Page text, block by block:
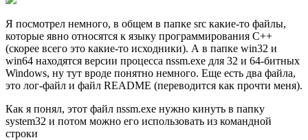
Я посмотрел немного, в общем в папке src какие-то файлы,
которые явно относятся к языку программирования C++
(скорее всего это какие-то исходники). А в папке win32 и
win64 находятся версии процесса nssm.exe для 32 и 64-битных
Windows, ну тут вроде понятно немного. Еще есть два файла,
это лог-файл и файл README (переводится как прочти меня).
Как я понял, этот файл nssm.exe нужно кинуть в папку
system32 и потом можно его использовать из командной
строки